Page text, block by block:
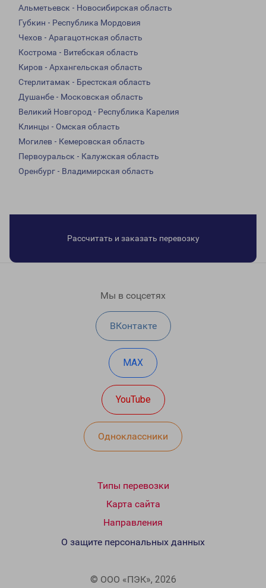
Альметьевск - Новосибирская область
Губкин - Республика Мордовия
Чехов - Арагацотнская область
Кострома - Витебская область
Киров - Архангельская область
Стерлитамак - Брестская область
Душанбе - Московская область
Великий Новгород - Республика Карелия
Клинцы - Омская область
Могилев - Кемеровская область
Первоуральск - Калужская область
Оренбург - Владимирская область
Рассчитать и заказать перевозку
Мы в соцсетях
ВКонтакте
MAX
YouTube
Одноклассники
Типы перевозки
Карта сайта
Направления
© ООО «ПЭК», 2026
О защите персональных данных